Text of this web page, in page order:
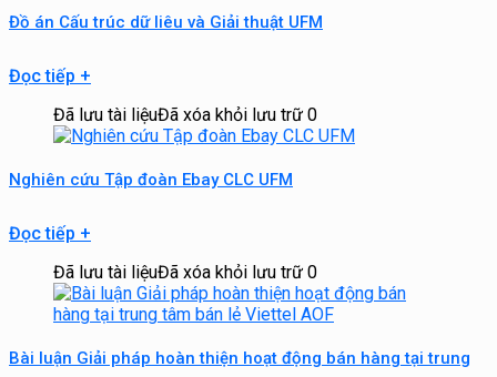
Đồ án Cấu trúc dữ liêu và Giải thuật UFM
Đọc tiếp +
Đã lưu tài liệuĐã xóa khỏi lưu trữ 0
Nghiên cứu Tập đoàn Ebay CLC UFM
Đọc tiếp +
Đã lưu tài liệuĐã xóa khỏi lưu trữ 0
Bài luận Giải pháp hoàn thiện hoạt động bán hàng tại trung